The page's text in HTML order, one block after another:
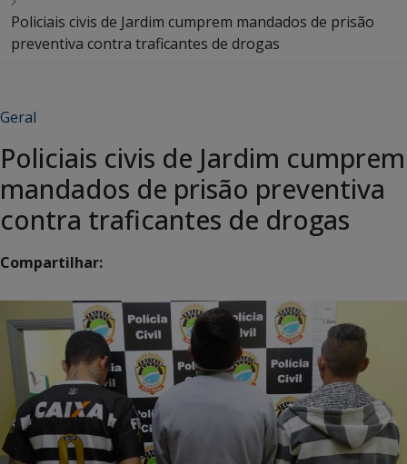
Policiais civis de Jardim cumprem mandados de prisão
preventiva contra traficantes de drogas
Geral
Policiais civis de Jardim cumprem
mandados de prisão preventiva
contra traficantes de drogas
Compartilhar: